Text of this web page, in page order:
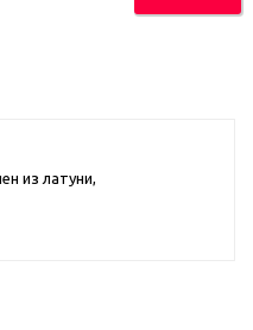
из латуни,